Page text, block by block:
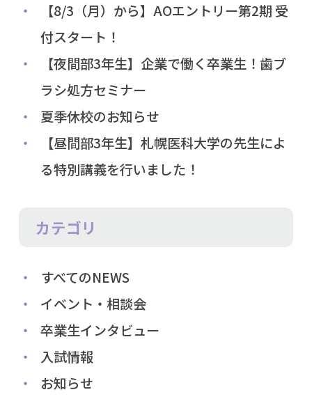
【8/3（月）から】AOエントリー第2期 受
付スタート！
【夜間部3年生】企業で働く卒業生！歯ブ
ラシ処方セミナー
夏季休校のお知らせ
【昼間部3年生】札幌医科大学の先生によ
る特別講義を行いました！
カテゴリ
すべてのNEWS
イベント・相談会
卒業生インタビュー
入試情報
お知らせ